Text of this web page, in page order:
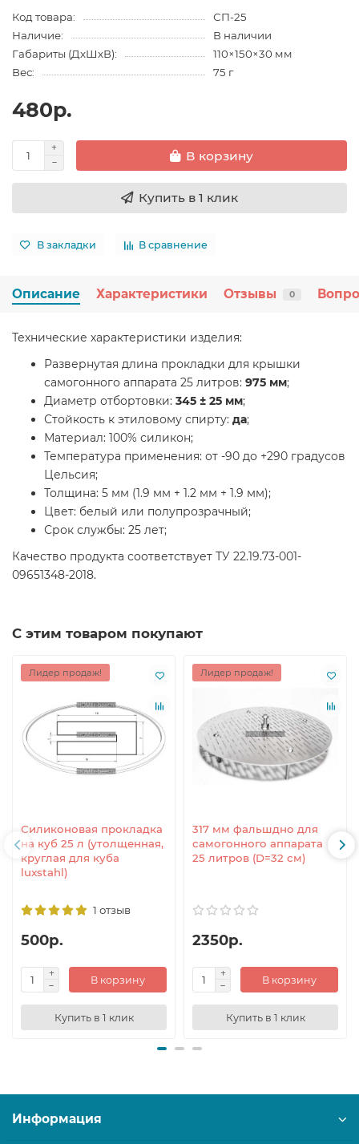
Код товара:
СП-25
Наличие:
В наличии
Габариты (ДхШхВ):
110×150×30 мм
Вес:
75 г
480р.
В корзину
Купить в 1 клик
В закладки В сравнение
Описание Характеристики Отзывы 0
Технические характеристики изделия:
Развернутая длина прокладки для крышки
самогонного аппарата 25 литров: 975 мм;
Диаметр отбортовки: 345 ± 25 мм;
Стойкость к этиловому спирту: да;
Материал: 100% силикон;
Температура применения: от -90 до +290 градусов
Цельсия;
Толщина: 5 мм (1.9 мм + 1.2 мм + 1.9 мм);
Цвет: белый или полупрозрачный;
Срок службы: 25 лет;
Качество продукта соответствует ТУ 22.19.73-001-
09651348-2018.
С этим товаром покупают
Лидер продаж!
Силиконовая прокладка
на куб 25 л (утолщенная,
круглая для куба
luxstahl)
1 отзыв
500р.
В корзину
Купить в 1 клик
Лидер продаж!
317 мм фальшдно для
самогонного аппарата
25 литров (D=32 см)
2350р.
В корзину
Купить в 1 клик
Информация